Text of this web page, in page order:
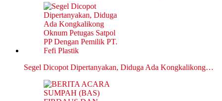
Segel Dicopot Dipertanyakan, Diduga Ada Kongkalikong…